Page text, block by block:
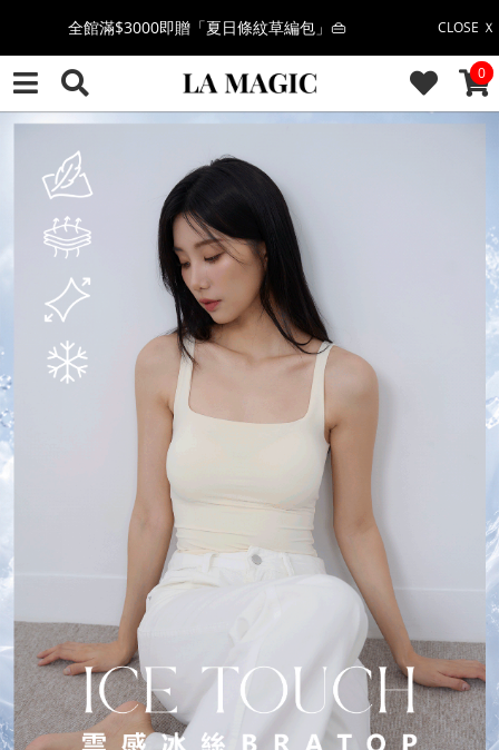
CLOSE Ｘ
絲柔莫代爾系列🤍任選兩件$1000
果凍棉系列⭐2件$1100|4件$2000|6件$2700
🔥點擊立即➕官方LINE領取$100🔥
🎉週年慶全館88折(特價品除外/於結帳顯示)🎉
感恩回饋價🎁零修圖系列$399起>
全館滿$3000即贈「夏日條紋草編包」👜
0